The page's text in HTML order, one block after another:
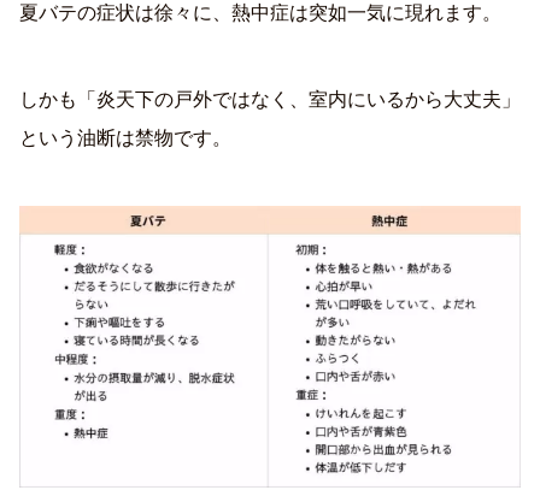
夏バテの症状は徐々に、熱中症は突如一気に現れます。
しかも「炎天下の戸外ではなく、室内にいるから大丈夫」
という油断は禁物です。